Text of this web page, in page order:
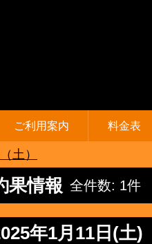
ご利用案内 料金表
土）
果情報 全件数: 1件
年1月11日(土)